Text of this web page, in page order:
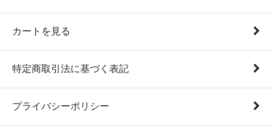
カートを見る
特定商取引法に基づく表記
プライバシーポリシー